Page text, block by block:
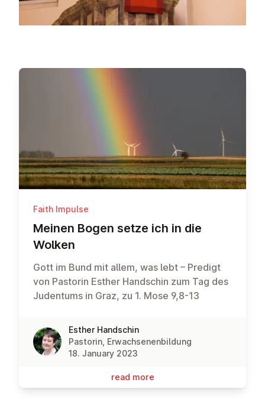
Faith Impulse
Meinen Bogen setze ich in die
Wolken
Gott im Bund mit allem, was lebt – Predigt
von Pastorin Esther Handschin zum Tag des
Judentums in Graz, zu 1. Mose 9,8-13
Esther Handschin
Pastorin, Erwachsenenbildung
18. January 2023
read more